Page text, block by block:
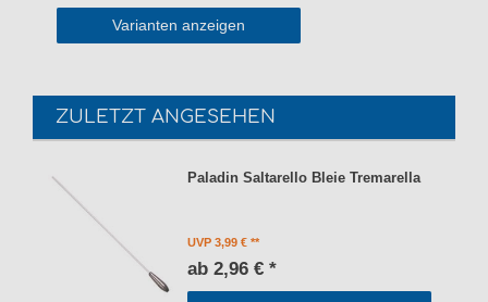
Varianten anzeigen
ZULETZT ANGESEHEN
Paladin Saltarello Bleie Tremarella
UVP 3,99 €
ab 2,96 € *